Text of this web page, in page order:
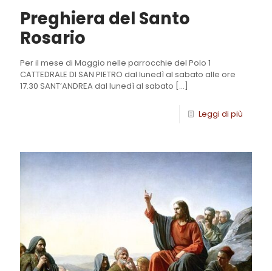
Preghiera del Santo
Rosario
Per il mese di Maggio nelle parrocchie del Polo 1
CATTEDRALE DI SAN PIETRO dal lunedì al sabato alle ore
17.30 SANT’ANDREA dal lunedì al sabato […]
Leggi di più